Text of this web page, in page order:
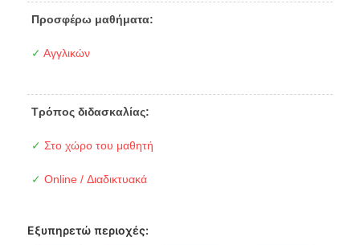
Προσφέρω μαθήματα:
✓ Αγγλικών
Τρόπος διδασκαλίας:
✓ Στο χώρο του μαθητή
✓ Online / Διαδικτυακά
Εξυπηρετώ περιοχές: